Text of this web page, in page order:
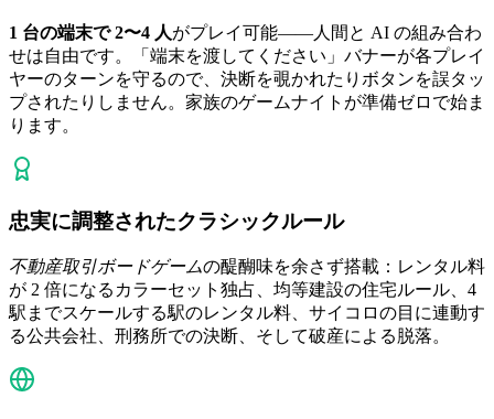
1 台の端末で 2〜4 人がプレイ可能——人間と AI の組み合わ
せは自由です。「端末を渡してください」バナーが各プレイ
ヤーのターンを守るので、決断を覗かれたりボタンを誤タッ
プされたりしません。家族のゲームナイトが準備ゼロで始ま
ります。
忠実に調整されたクラシックルール
不動産取引ボードゲームの醍醐味を余さず搭載：レンタル料
が 2 倍になるカラーセット独占、均等建設の住宅ルール、4
駅までスケールする駅のレンタル料、サイコロの目に連動す
る公共会社、刑務所での決断、そして破産による脱落。